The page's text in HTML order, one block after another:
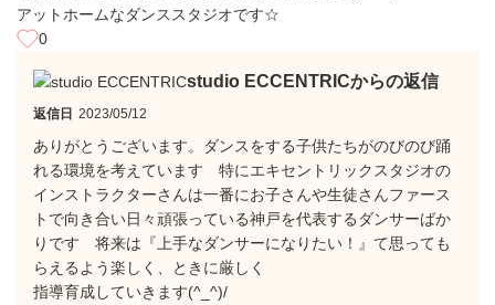
アットホームなダンススタジオです☆
0
studio ECCENTRICからの返信
返信日 2023/05/12
ありがとうございます。ダンスをする子供たちがのびのび踊
れる環境を考えています 特にエキセントリックスタジオの
インストラクターさんは一番にお子さんや生徒さんファース
トで向き合い日々頑張っている神戸を代表するダンサーばか
りです 将来は『上手なダンサーになりたい！』て思っても
らえるよう楽しく、ときに厳しく
指導育成していきます(^_^)/